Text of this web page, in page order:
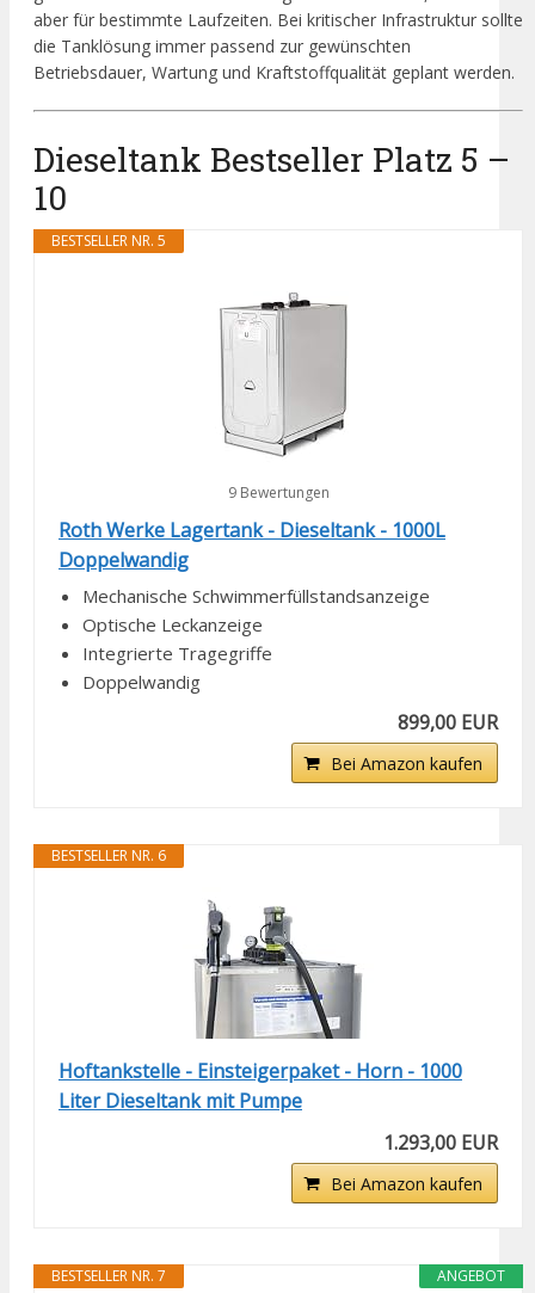
aber für bestimmte Laufzeiten. Bei kritischer Infrastruktur sollte
die Tanklösung immer passend zur gewünschten
Betriebsdauer, Wartung und Kraftstoffqualität geplant werden.
Dieseltank Bestseller Platz 5 –
10
BESTSELLER NR. 5
9 Bewertungen
Roth Werke Lagertank - Dieseltank - 1000L
Doppelwandig
Mechanische Schwimmerfüllstandsanzeige
Optische Leckanzeige
Integrierte Tragegriffe
Doppelwandig
899,00 EUR
Bei Amazon kaufen
BESTSELLER NR. 6
Hoftankstelle - Einsteigerpaket - Horn - 1000
Liter Dieseltank mit Pumpe
1.293,00 EUR
Bei Amazon kaufen
ANGEBOT
BESTSELLER NR. 7